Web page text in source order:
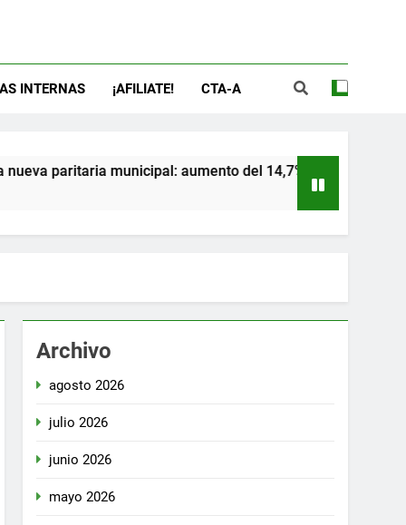
INTERNAS ¡AFILIATE! CTA-A
municipal: aumento del 14,7% y pase de sumas al básico
Archivo
agosto 2026
julio 2026
junio 2026
mayo 2026